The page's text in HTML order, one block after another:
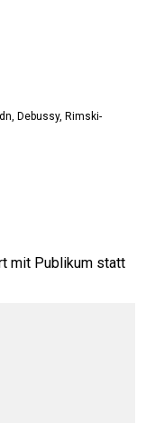
Debussy, Rimski-
mit Publikum statt